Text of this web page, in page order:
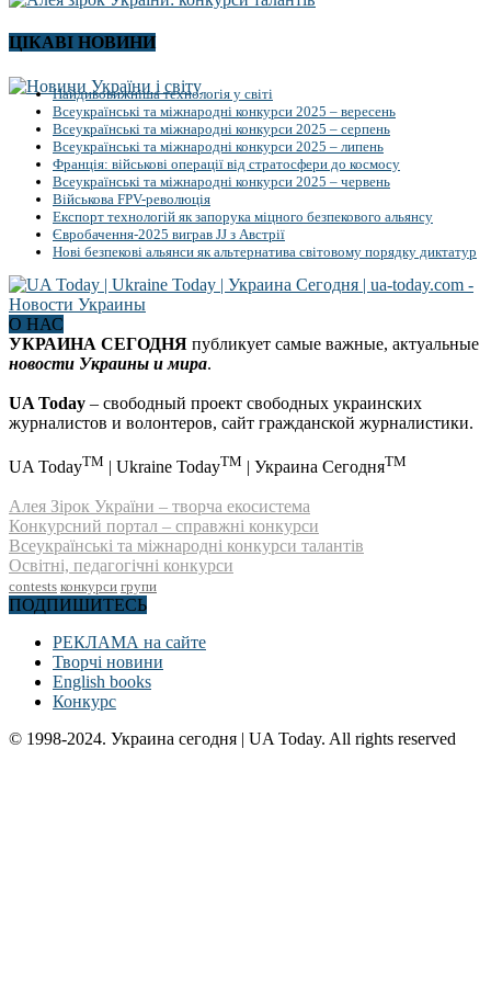
ЦІКАВІ НОВИНИ
Найдивовижніша технологія у світі
Всеукраїнські та міжнародні конкурси 2025 – вересень
Всеукраїнські та міжнародні конкурси 2025 – серпень
Всеукраїнські та міжнародні конкурси 2025 – липень
Франція: військові операції від стратосфери до космосу
Всеукраїнські та міжнародні конкурси 2025 – червень
Військова FPV-революція
Експорт технологій як запорука міцного безпекового альянсу
Євробачення-2025 виграв JJ з Австрії
Нові безпекові альянси як альтернатива світовому порядку диктатур
О НАС
УКРАИНА СЕГОДНЯ публикует самые важные, актуальные
новости Украины и мира.
UA Today – свободный проект свободных украинских
журналистов и волонтеров, сайт гражданской журналистики.
UA TodayTM | Ukraine TodayTM | Украина СегодняTM
Алея Зірок України – творча екосистема
Конкурсний портал – справжні конкурси
Всеукраїнські та міжнародні конкурси талантів
Освітні, педагогічні конкурси
contests конкурси групи
ПОДПИШИТЕСЬ
РЕКЛАМА на сайте
Творчі новини
English books
Конкурс
© 1998-2024. Украина сегодня | UA Today. All rights reserved